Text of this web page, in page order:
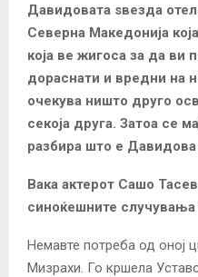
Давидовата ѕвезда
Северна Македонија
која ве жигоса за да ви
дораснати и вредни на
очекува ништо друго
секоја друга. Затоа се
разбира што е
Вака актерот Сашо
синоќешните
Немавте потреба од оној
Мизрахи. Го кршела